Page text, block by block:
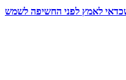
לאמץ לפני החשיפה לשמש